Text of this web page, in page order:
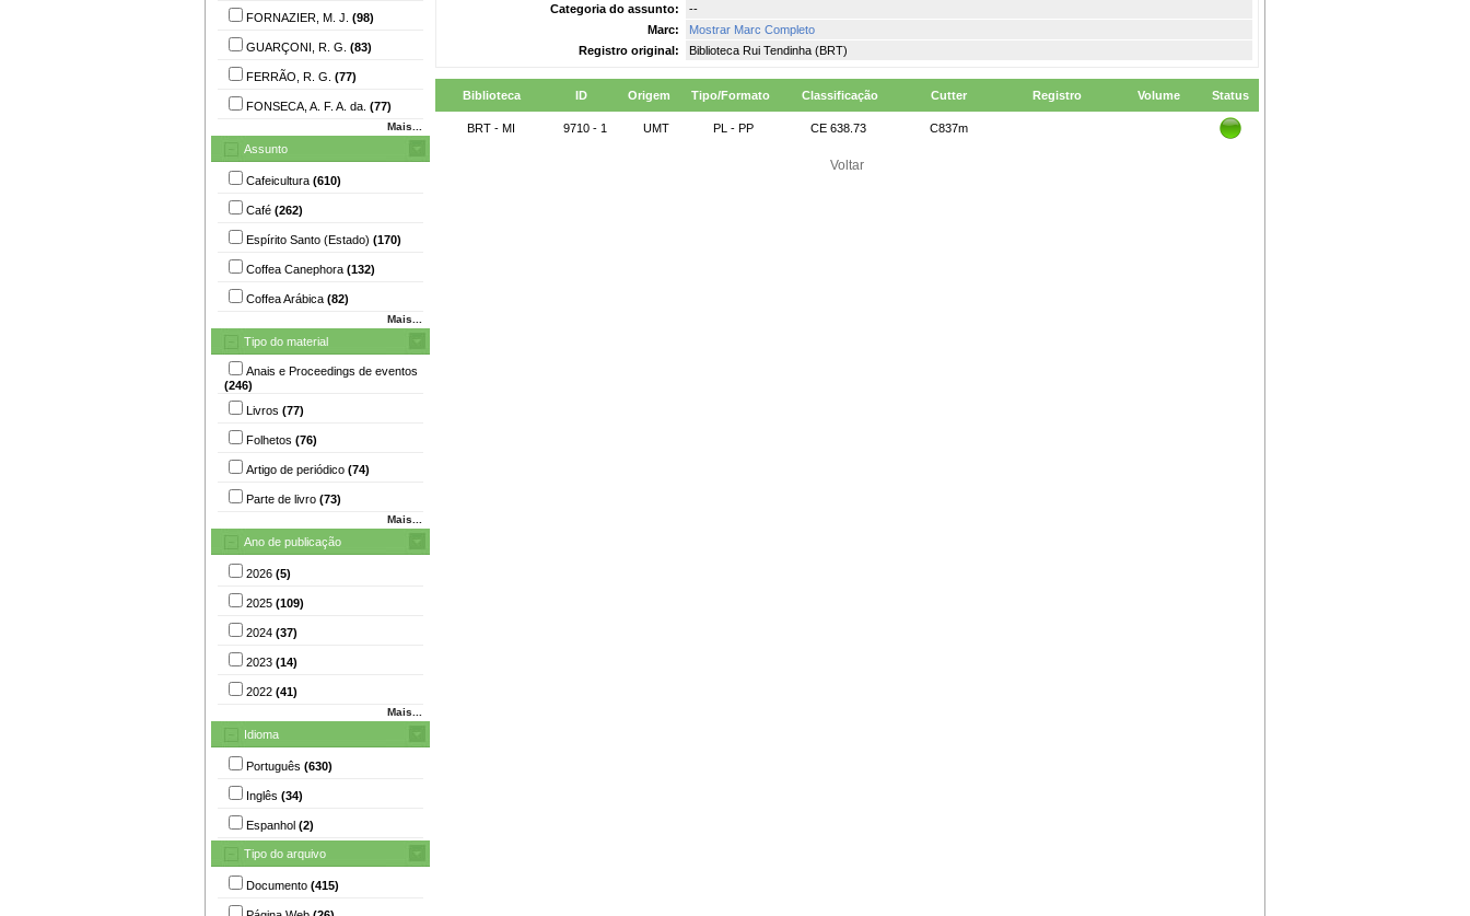
FORNAZIER, M. J. (98)
GUARÇONI, R. G. (83)
FERRÃO, R. G. (77)
FONSECA, A. F. A. da. (77)
Mais...
Assunto
Cafeicultura (610)
Café (262)
Espírito Santo (Estado) (170)
Coffea Canephora (132)
Coffea Arábica (82)
Mais...
Tipo do material
Anais e Proceedings de eventos
(246)
Livros (77)
Folhetos (76)
Artigo de periódico (74)
Parte de livro (73)
Mais...
Ano de publicação
2026 (5)
2025 (109)
2024 (37)
2023 (14)
2022 (41)
Mais...
Idioma
Português (630)
Inglês (34)
Espanhol (2)
Tipo do arquivo
Documento (415)
Categoria do assunto:
--
Marc:
Mostrar Marc Completo
Registro original:
Biblioteca Rui Tendinha (BRT)
Biblioteca ID Origem Tipo/Formato Classificação Cutter Registro Volume Status
BRT - MI 9710 - 1 UMT PL - PP CE 638.73 C837m
Voltar